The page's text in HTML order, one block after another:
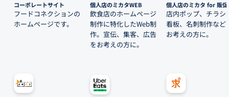
コーポレートサイト
フードコネクションの
ホームページです。
個人店のミカタWEB
飲食店のホームページ
制作に特化したWeb制
作。宣伝、集客、広告
をお考えの方に。
個人店のミカタ for 販促
店内ポップ、チラシ
看板、名刺制作など
お考えの方に。